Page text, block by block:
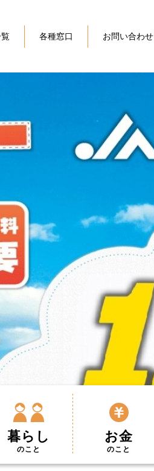
各種窓口 お問い合わせ
暮らし
のこと
お金
のこと